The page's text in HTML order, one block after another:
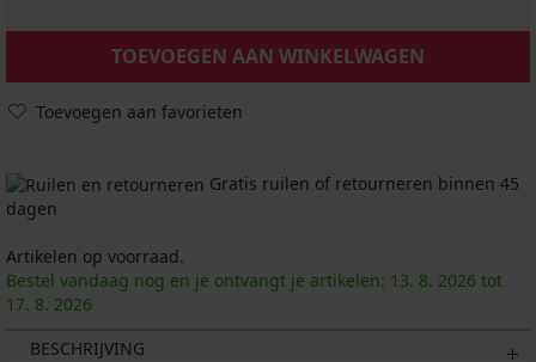
TOEVOEGEN AAN WINKELWAGEN
Toevoegen aan favorieten
Gratis ruilen of retourneren binnen 45
dagen
Artikelen op voorraad.
Bestel vandaag nog en je ontvangt je artikelen: 13. 8. 2026 tot
17. 8. 2026
BESCHRIJVING